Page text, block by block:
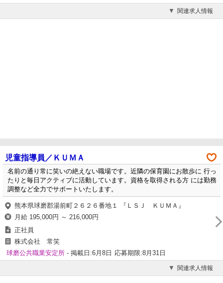
関連求人情報
児童指導員／ＫＵＭＡ
名前の通り常に笑いの絶えない職場です。近隣の保育園にお散歩に 行っ
たりと毎日アクティブに活動しています。資格を取得される方 には勤務
調整など全力でサポートいたします。
熊本県球磨郡湯前町２６２６番地１ 『ＬＳＪ ＫＵＭＡ』
月給 195,000円 ～ 216,000円
正社員
株式会社 常笑
球磨公共職業安定所 - 掲載日:6月8日 応募期限:8月31日
関連求人情報